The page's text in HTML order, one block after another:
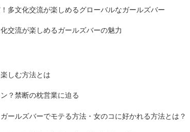
多文化交流が楽しめるグローバルなガールズバー
交流が楽しめるガールズバーの魅力
しむ方法とは
？禁断の枕営業に迫る
ールズバーでモテる方法・女のコに好かれる方法とは？